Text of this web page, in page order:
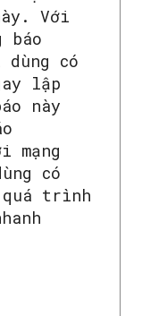
Với
báo
có
lập
này
mạng
có
trình